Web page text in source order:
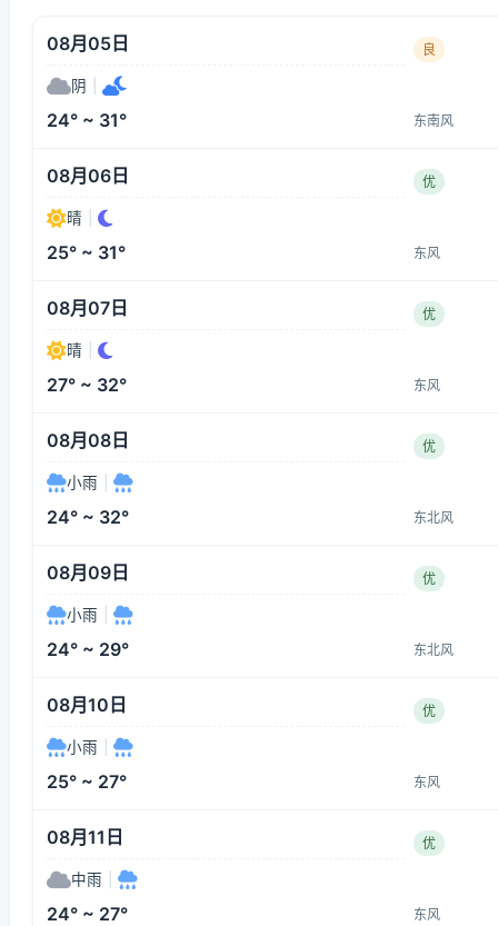
08月05日 良
阴
24° ~ 31° 东南风
08月06日 优
晴
25° ~ 31° 东风
08月07日 优
晴
27° ~ 32° 东风
08月08日 优
小雨
24° ~ 32° 东北风
08月09日 优
小雨
24° ~ 29° 东北风
08月10日 优
小雨
25° ~ 27° 东风
08月11日 优
中雨
24° ~ 27° 东风